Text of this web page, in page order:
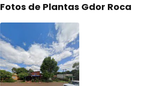
Fotos de Plantas Gdor Roca